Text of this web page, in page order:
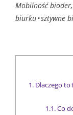
Mobilność
biurku • sztywne
1. Dlaczego to
1.1.Co